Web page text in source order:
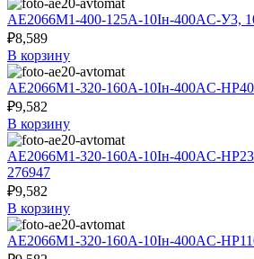
АЕ2066М1-400-125А-10Iн-400AC-У3,
₽8,589
В корзину
АЕ2066М1-320-160А-10Iн-400AC-
₽9,582
В корзину
АЕ2066М1-320-160А-10Iн-400AC-
276947
₽9,582
В корзину
АЕ2066М1-320-160А-10Iн-400AC-